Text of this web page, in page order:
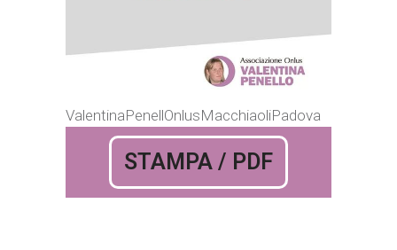
ValentinaPenellOnlusMacchiaoliPadova
STAMPA / PDF